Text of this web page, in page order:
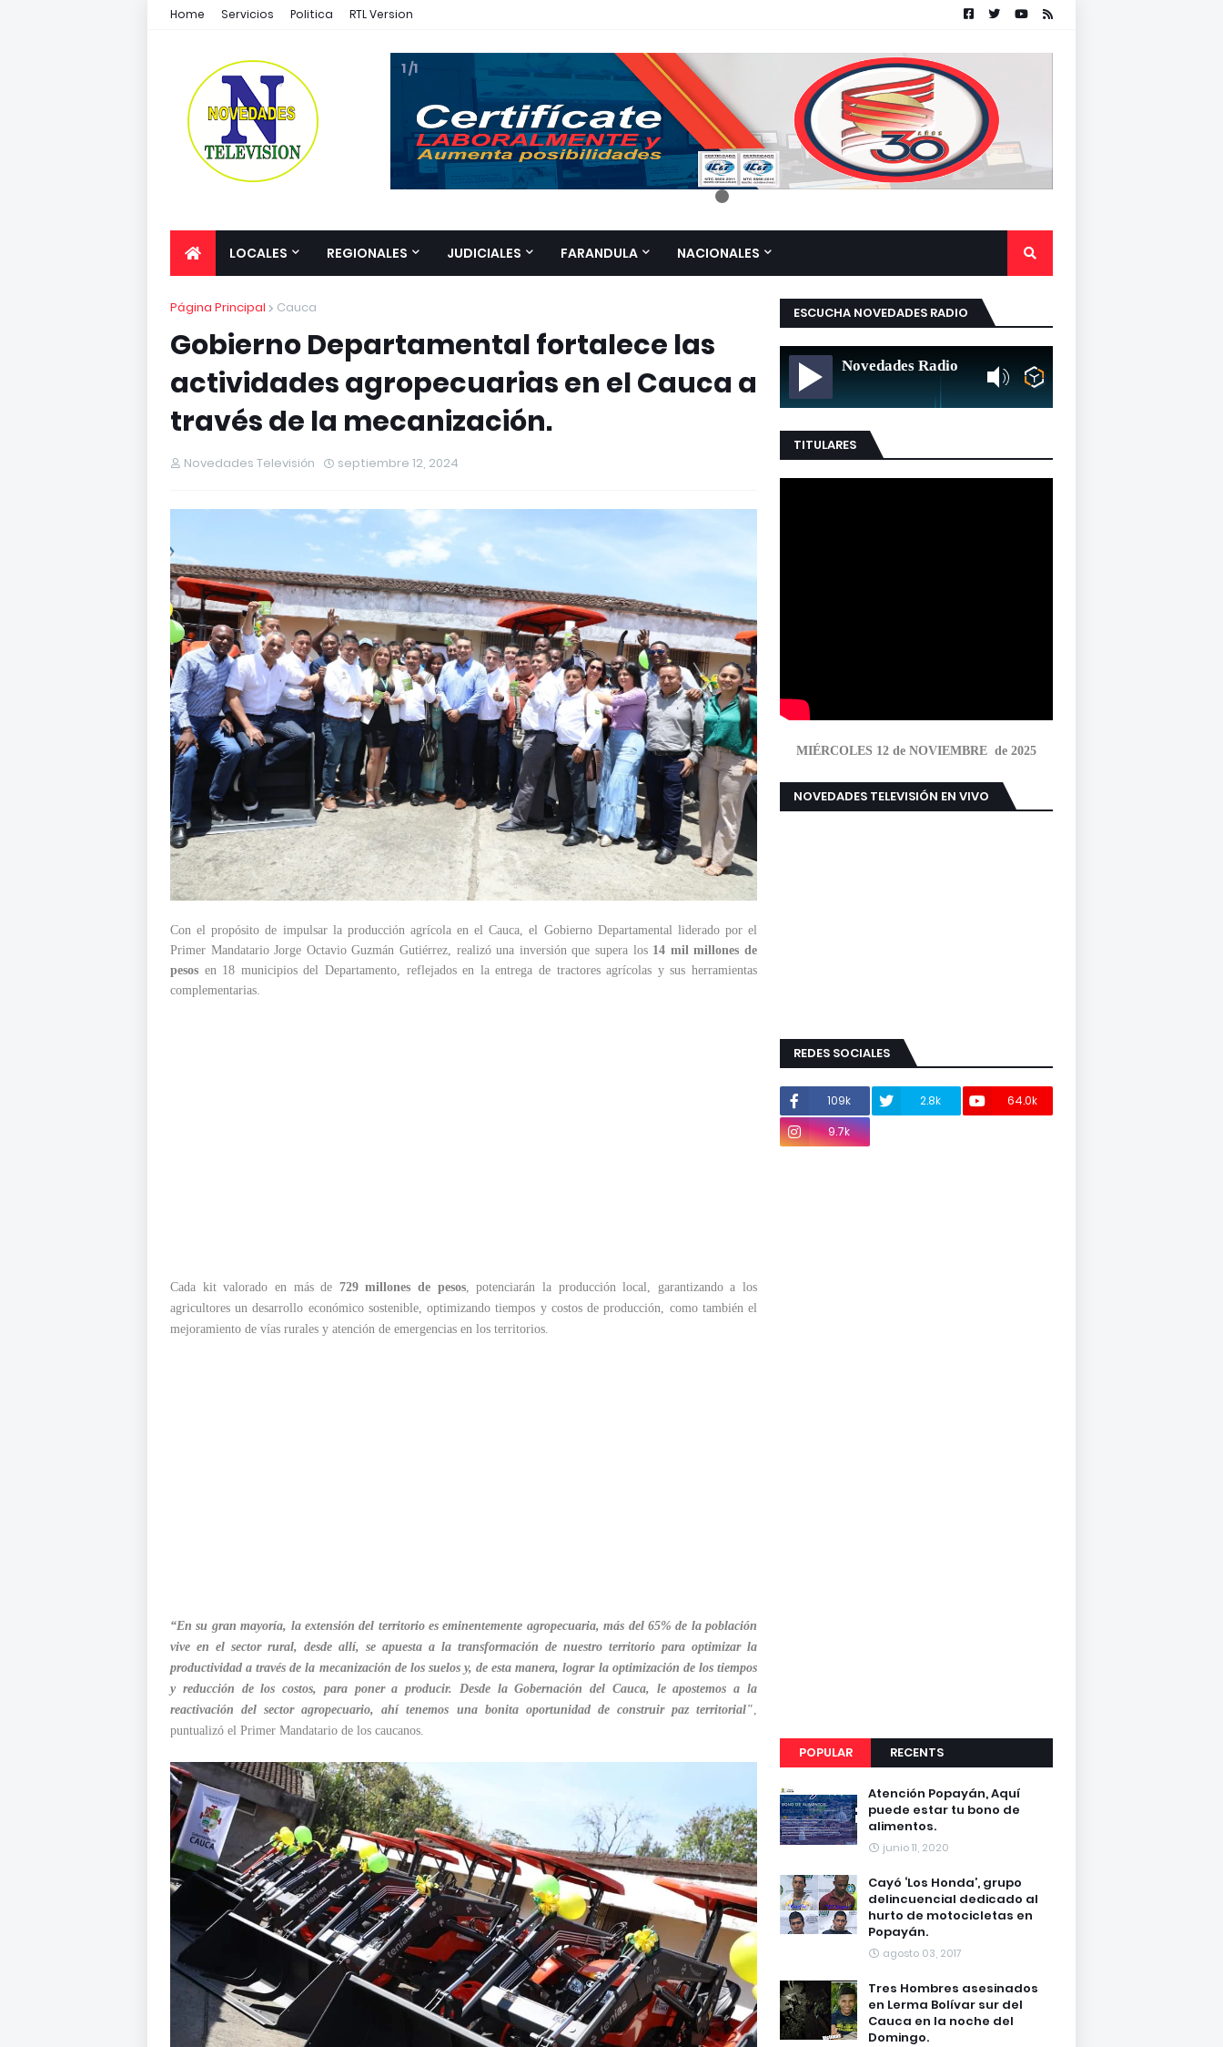
Home Servicios Politica RTL Version
1 /1
LOCALES REGIONALES JUDICIALES FARANDULA NACIONALES
Página Principal Cauca
Gobierno Departamental fortalece las
actividades agropecuarias en el Cauca a
través de la mecanización.
Novedades Televisión septiembre 12, 2024
Con el propósito de impulsar la producción agrícola en el Cauca, el Gobierno Departamental liderado por el
Primer Mandatario Jorge Octavio Guzmán Gutiérrez, realizó una inversión que supera los 14 mil millones de
pesos en 18 municipios del Departamento, reflejados en la entrega de tractores agrícolas y sus herramientas
complementarias.
Cada kit valorado en más de 729 millones de pesos, potenciarán la producción local, garantizando a los
agricultores un desarrollo económico sostenible, optimizando tiempos y costos de producción, como también el
mejoramiento de vías rurales y atención de emergencias en los territorios.
“En su gran mayoría, la extensión del territorio es eminentemente agropecuaria, más del 65% de la población
vive en el sector rural, desde allí, se apuesta a la transformación de nuestro territorio para optimizar la
productividad a través de la mecanización de los suelos y, de esta manera, lograr la optimización de los tiempos
y reducción de los costos, para poner a producir. Desde la Gobernación del Cauca, le apostemos a la
reactivación del sector agropecuario, ahí tenemos una bonita oportunidad de construir paz territorial",
puntualizó el Primer Mandatario de los caucanos.
ESCUCHA NOVEDADES RADIO
Novedades Radio
TITULARES
MIÉRCOLES 12 de NOVIEMBRE de 2025
NOVEDADES TELEVISIÓN EN VIVO
REDES SOCIALES
109k 2.8k
64.0k
9.7k
POPULAR RECENTS
Atención Popayán, Aquí
puede estar tu bono de
alimentos.
junio 11, 2020
Cayó ‘Los Honda’, grupo
delincuencial dedicado al
hurto de motocicletas en
Popayán.
agosto 03, 2017
Tres Hombres asesinados
en Lerma Bolívar sur del
Cauca en la noche del
Domingo.